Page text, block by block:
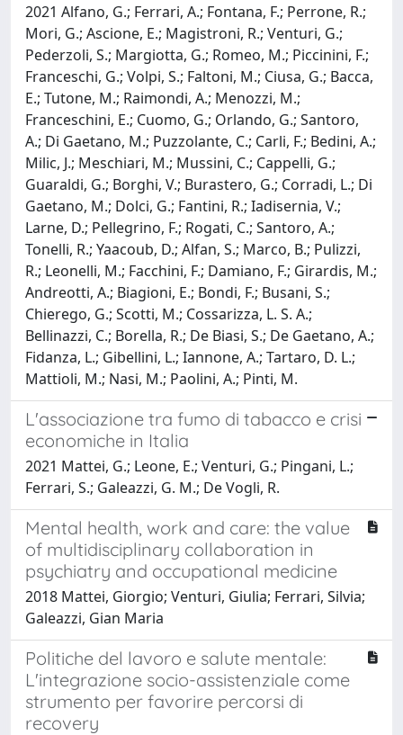
2021 Alfano, G.; Ferrari, A.; Fontana, F.; Perrone, R.;
Mori, G.; Ascione, E.; Magistroni, R.; Venturi, G.;
Pederzoli, S.; Margiotta, G.; Romeo, M.; Piccinini, F.;
Franceschi, G.; Volpi, S.; Faltoni, M.; Ciusa, G.; Bacca,
E.; Tutone, M.; Raimondi, A.; Menozzi, M.;
Franceschini, E.; Cuomo, G.; Orlando, G.; Santoro,
A.; Di Gaetano, M.; Puzzolante, C.; Carli, F.; Bedini, A.;
Milic, J.; Meschiari, M.; Mussini, C.; Cappelli, G.;
Guaraldi, G.; Borghi, V.; Burastero, G.; Corradi, L.; Di
Gaetano, M.; Dolci, G.; Fantini, R.; Iadisernia, V.;
Larne, D.; Pellegrino, F.; Rogati, C.; Santoro, A.;
Tonelli, R.; Yaacoub, D.; Alfan, S.; Marco, B.; Pulizzi,
R.; Leonelli, M.; Facchini, F.; Damiano, F.; Girardis, M.;
Andreotti, A.; Biagioni, E.; Bondi, F.; Busani, S.;
Chierego, G.; Scotti, M.; Cossarizza, L. S. A.;
Bellinazzi, C.; Borella, R.; De Biasi, S.; De Gaetano, A.;
Fidanza, L.; Gibellini, L.; Iannone, A.; Tartaro, D. L.;
Mattioli, M.; Nasi, M.; Paolini, A.; Pinti, M.
L'associazione tra fumo di tabacco e crisi
economiche in Italia
2021 Mattei, G.; Leone, E.; Venturi, G.; Pingani, L.;
Ferrari, S.; Galeazzi, G. M.; De Vogli, R.
Mental health, work and care: the value
of multidisciplinary collaboration in
psychiatry and occupational medicine
2018 Mattei, Giorgio; Venturi, Giulia; Ferrari, Silvia;
Galeazzi, Gian Maria
Politiche del lavoro e salute mentale:
L'integrazione socio-assistenziale come
strumento per favorire percorsi di
recovery